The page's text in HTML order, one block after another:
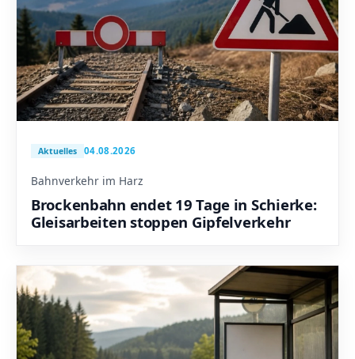
Aktuelles 04.08.2026
Bahnverkehr im Harz
Brockenbahn endet 19 Tage in Schierke:
Gleisarbeiten stoppen Gipfelverkehr